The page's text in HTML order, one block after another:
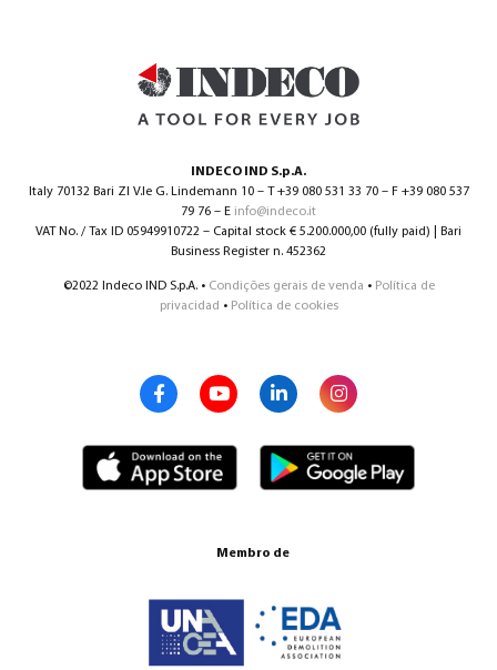
INDECO IND S.p.A.
Italy 70132 Bari ZI V.le G. Lindemann 10 – T +39 080 531 33 70 – F +39 080 537
79 76 – E info@indeco.it
VAT No. / Tax ID 05949910722 – Capital stock € 5.200.000,00 (fully paid) | Bari
Business Register n. 452362
©2022 Indeco IND S.p.A. • Condições gerais de venda • Política de
privacidad • Política de cookies
Membro de